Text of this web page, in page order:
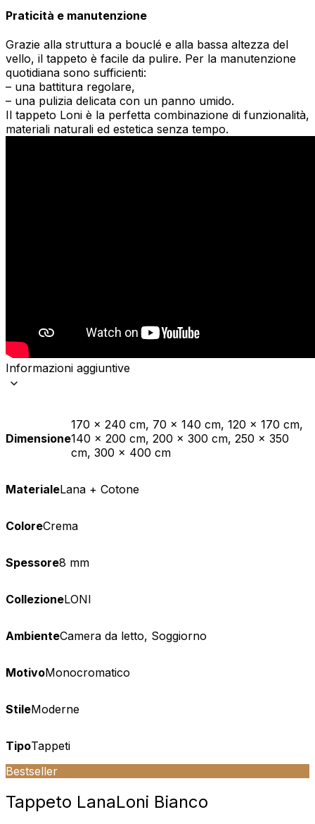
Praticità e manutenzione
Grazie alla struttura a bouclé e alla bassa altezza del
vello, il tappeto è facile da pulire. Per la manutenzione
quotidiana sono sufficienti:
– una battitura regolare,
– una pulizia delicata con un panno umido.
Il tappeto Loni è la perfetta combinazione di funzionalità,
materiali naturali ed estetica senza tempo.
Informazioni aggiuntive
Dimensione
170 x 240 cm, 70 x 140 cm, 120 x 170 cm,
140 x 200 cm, 200 x 300 cm, 250 x 350
cm, 300 x 400 cm
MaterialeLana + Cotone
ColoreCrema
Spessore8 mm
CollezioneLONI
AmbienteCamera da letto, Soggiorno
MotivoMonocromatico
StileModerne
TipoTappeti
Bestseller
Tappeto LanaLoni Bianco